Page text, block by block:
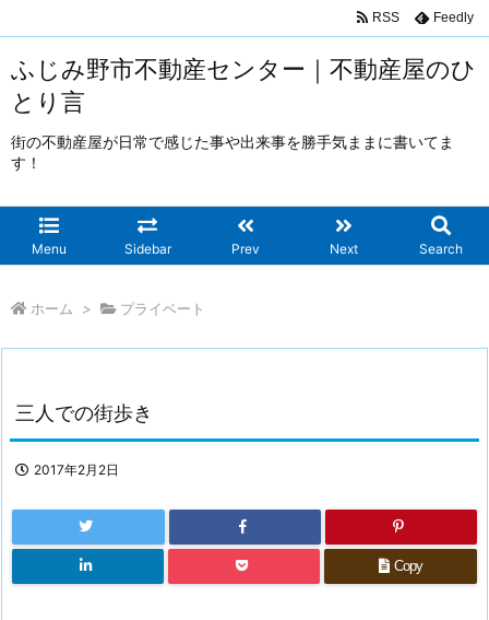
ふじみ野市不動産センター｜不動産屋のひ
とり言
街の不動産屋が日常で感じた事や出来事を勝手気ままに書いてま
す！
Menu Sidebar Prev Next Search
RSS Feedly
ホーム > プライベート
三人での街歩き
2017年2月2日
Copy